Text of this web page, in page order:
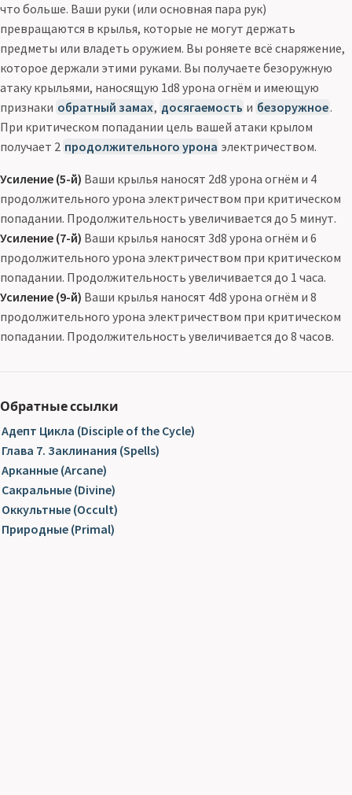
что больше. Ваши руки (или основная пара рук)
превращаются в крылья, которые не могут держать
предметы или владеть оружием. Вы роняете всё снаряжение,
которое держали этими руками. Вы получаете безоружную
атаку крыльями, наносящую 1d8 урона огнём и имеющую
признаки обратный замах, досягаемость и безоружное.
При критическом попадании цель вашей атаки крылом
получает 2 продолжительного урона электричеством.
Усиление (5-й) Ваши крылья наносят 2d8 урона огнём и 4
продолжительного урона электричеством при критическом
попадании. Продолжительность увеличивается до 5 минут.
Усиление (7-й) Ваши крылья наносят 3d8 урона огнём и 6
продолжительного урона электричеством при критическом
попадании. Продолжительность увеличивается до 1 часа.
Усиление (9-й) Ваши крылья наносят 4d8 урона огнём и 8
продолжительного урона электричеством при критическом
попадании. Продолжительность увеличивается до 8 часов.
Обратные ссылки
Адепт Цикла (Disciple of the Cycle)
Глава 7. Заклинания (Spells)
Арканные (Arcane)
Сакральные (Divine)
Оккультные (Occult)
Природные (Primal)